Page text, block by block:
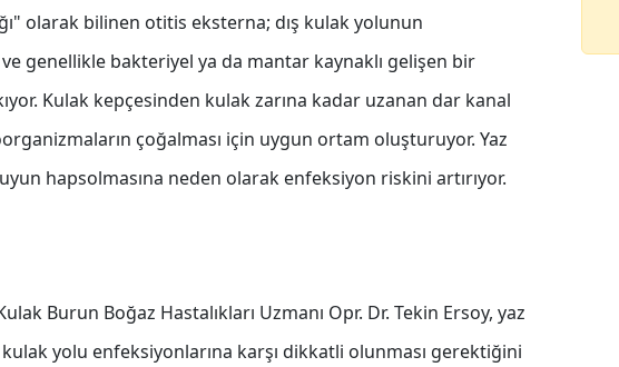
olarak bilinen otitis eksterna; dış kulak yolunun
genellikle bakteriyel ya da mantar kaynaklı gelişen bir
Kulak kepçesinden kulak zarına kadar uzanan dar kanal
çoğalması için uygun ortam oluşturuyor. Yaz
hapsolmasına neden olarak enfeksiyon riskini artırıyor.
Burun Boğaz Hastalıkları Uzmanı Opr. Dr. Tekin Ersoy, yaz
yolu enfeksiyonlarına karşı dikkatli olunması gerektiğini